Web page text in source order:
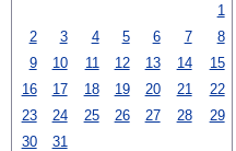
1
2
3 4 5 6 7
8
9
10 11 12 13 14
15
16
17 18 19 20 21
22
23
24 25 26 27 28
29
30
31